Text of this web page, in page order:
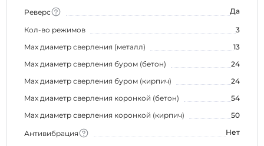
Реверс Да
Кол-во режимов
3
Max диаметр сверления (металл)
13
Max диаметр сверления буром (бетон)
24
Max диаметр сверления буром (кирпич)
24
Max диаметр сверления коронкой (бетон)
54
Max диаметр сверления коронкой (кирпич)
50
Антивибрация Нет